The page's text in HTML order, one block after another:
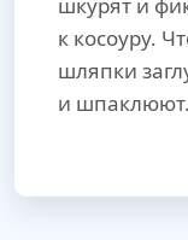
к косоуру.
шляпки
и шпаклюют.